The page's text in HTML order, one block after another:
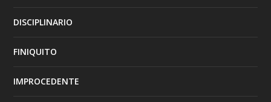
DISCIPLINARIO
FINIQUITO
IMPROCEDENTE